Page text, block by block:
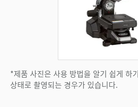
*제품 사진은 사용 방법을 알기 쉽게 하
상태로 촬영되는 경우가 있습니다.